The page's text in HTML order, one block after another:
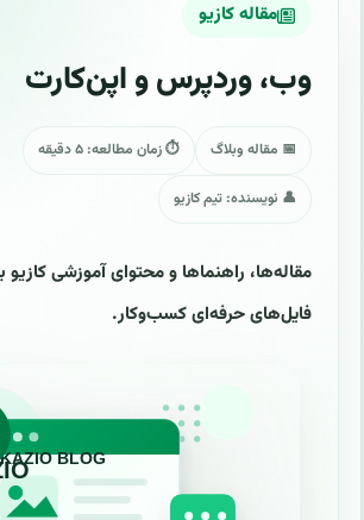
مقاله کازیو
وب، وردپرس و اپن‌کارت
📅 مقاله وبلاگ ⏱ زمان مطالعه: ۵ دقیقه
👤 نویسنده: تیم کازیو
مقاله‌ها، راهنماها و محتوای آموزشی کازیو
فایل‌های حرفه‌ای کسب‌وکار.